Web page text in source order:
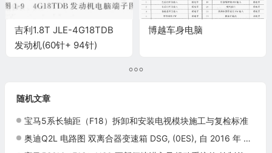
吉利1.8T JLE-4G18TDB
发动机(60针+ 94针)
博越车身电脑
随机文章
宝马5系长轴距（F18）拆卸和安装电视模块施工与复检标准
奥迪Q2L 电路图 双离合器变速箱 DSG, (0ES), 自 2016 年 6 月起 电路图